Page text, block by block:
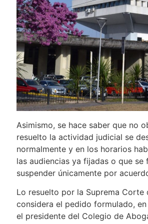
Asimismo, se hace saber que no
resuelto la actividad judicial se
normalmente y en los horarios
las audiencias ya fijadas o que se
suspender únicamente por
Lo resuelto por la Suprema Corte
considera el pedido formulado,
el presidente del Colegio de